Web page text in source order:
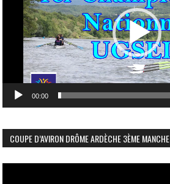
00:00
COUPE D’AVIRON DRÔME ARDÈCHE 3ÈME MANCHE